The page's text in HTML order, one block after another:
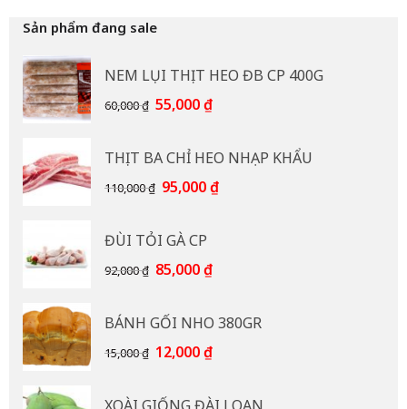
Sản phẩm đang sale
NEM LỤI THỊT HEO ĐB CP 400G
60,000₫ Giá
60,000 ₫.
55,000₫Giá
là:
55,000 ₫.
THỊT BA CHỈ HEO NHẠP KHẨU
110,000₫ Giá
110,000 ₫.
95,000₫Giá
ĐÙI TỎI GÀ CP
92,000₫ Giá
92,000 ₫.
85,000₫Giá
là:
85,000 ₫.
BÁNH GỐI NHO 380GR
15,000₫ Giá
12,000₫Giá